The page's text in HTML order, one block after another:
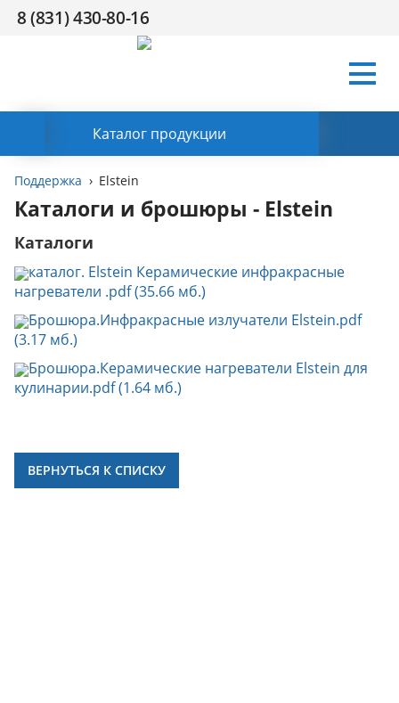
8 (831) 430-80-16
Каталог продукции
Компания СертификатыПоддержкаHRКонтакты
Поддержка Elstein
Каталоги и брошюры - Elstein
Каталоги
каталог. Elstein Керамические инфракрасные
нагреватели .pdf (35.66 мб.)
Брошюра.Инфракрасные излучатели Elstein.pdf
(3.17 мб.)
Брошюра.Керамические нагреватели Elstein для
кулинарии.pdf (1.64 мб.)
ВЕРНУТЬСЯ К СПИСКУ